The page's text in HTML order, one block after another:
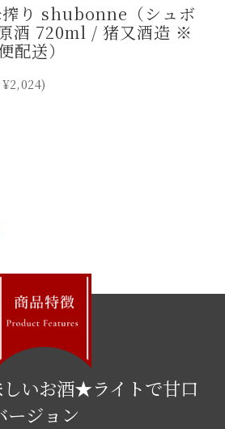
搾り shubonne（シュボ
酒 720ml / 猪又酒造 ※
配送）
いお酒★ライトで甘口
ージョン